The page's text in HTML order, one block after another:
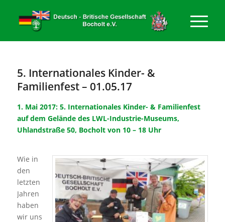
5. Internationales Kinder- &
Familienfest – 01.05.17
1. Mai 2017: 5. Internationales Kinder- & Familienfest
auf dem Gelände des LWL-Industrie-Museums,
Uhlandstraße 50, Bocholt von 10 – 18 Uhr
Wie in
den
letzten
Jahren
haben
wir uns